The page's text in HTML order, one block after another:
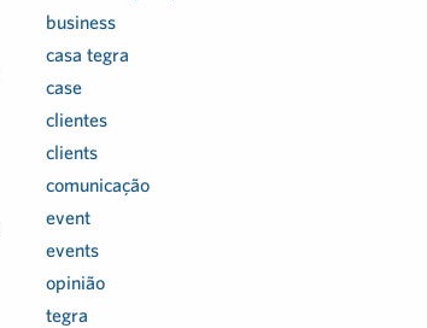
business
casa tegra
case
clientes
clients
comunicação
event
events
opinião
tegra